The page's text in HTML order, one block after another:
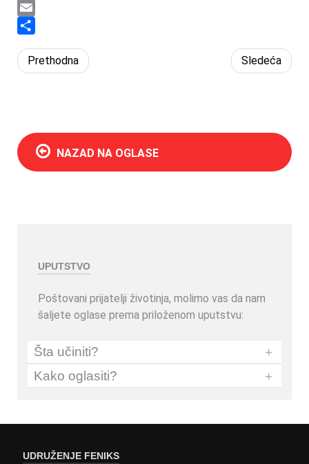
Viber
Email
Prethodna
Sledeća
NAZAD NA OGLASE
UPUTSTVO
Poštovani prijatelji životinja, molimo vas da nam
šaljete oglase prema priloženom uputstvu:
Šta učiniti?
+
Kako oglasiti?
+
UDRUŽENJE FENIKS